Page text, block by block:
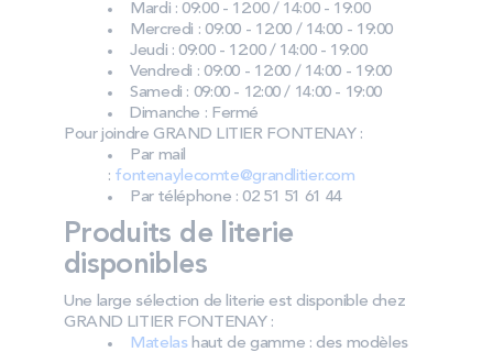
Mardi : 09:00 - 12:00 / 14:00 - 19:00
Mercredi : 09:00 - 12:00 / 14:00 - 19:00
Jeudi : 09:00 - 12:00 / 14:00 - 19:00
Vendredi : 09:00 - 12:00 / 14:00 - 19:00
Samedi : 09:00 - 12:00 / 14:00 - 19:00
Dimanche : Fermé
Pour joindre GRAND LITIER FONTENAY :
Par mail
: fontenaylecomte@grandlitier.com
Par téléphone : 02 51 51 61 44
Produits de literie
disponibles
Une large sélection de literie est disponible chez
GRAND LITIER FONTENAY :
Matelashaut de gamme : des modèles